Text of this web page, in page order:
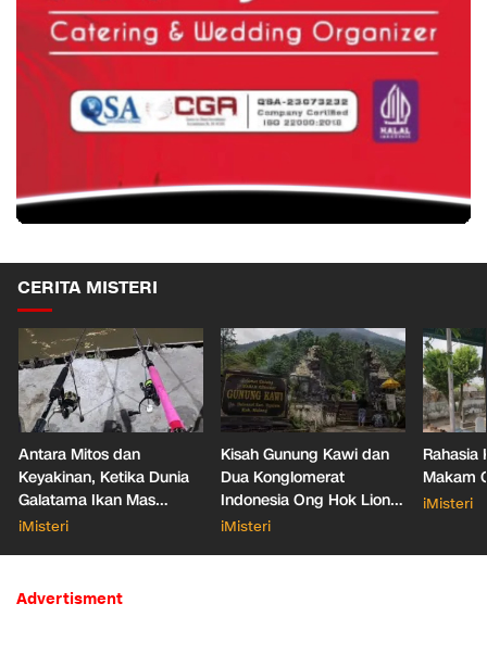
CERITA MISTERI
Antara Mitos dan
Keyakinan, Ketika Dunia
Galatama Ikan Mas
Bersentuhan dengan Hal
iMisteri
Kisah Gunung Kawi dan
Dua Konglomerat
Indonesia Ong Hok Liong
hingga Liem Sioe Liong
iMisteri
Rahasia
Makam
iMisteri
Advertisment